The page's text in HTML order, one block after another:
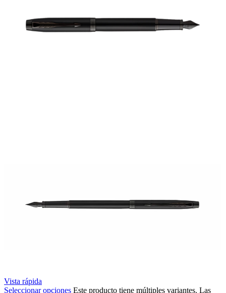
Vista rápida
Seleccionar opciones Este producto tiene múltiples variantes. Las